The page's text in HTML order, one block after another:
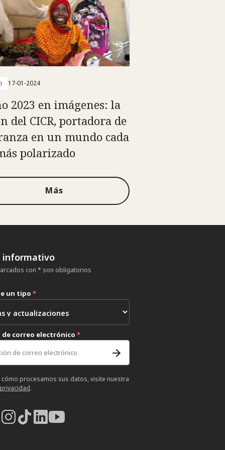
17-01-2024
2023 en imágenes: la
del CICR, portadora de
en un mundo cada
polarizado
Más
informativo
con * son obligatorios
un tipo *
de correo electrónico *
cómo procesamos sus datos, visite nuestra
.